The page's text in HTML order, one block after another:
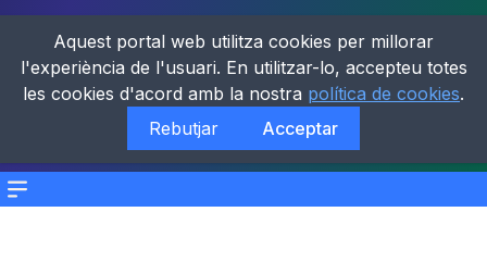
Menu
Aquest portal web utilitza cookies per millorar
l'experiència de l'usuari. En utilitzar-lo, accepteu totes
les cookies d'acord amb la nostra política de cookies.
Rebutjar
Acceptar